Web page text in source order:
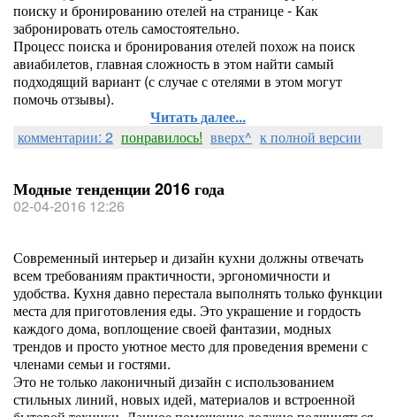
поиску и бронированию отелей на странице - Как
забронировать отель самостоятельно.
Процесс поиска и бронирования отелей похож на поиск
авиабилетов, главная сложность в этом найти самый
подходящий вариант (с случае с отелями в этом могут
помочь отзывы).
Читать далее...
комментарии: 2 понравилось! вверх^ к полной версии
Модные тенденции 2016 года
02-04-2016 12:26
Современный интерьер и дизайн кухни должны отвечать
всем требованиям практичности, эргономичности и
удобства. Кухня давно перестала выполнять только функции
места для приготовления еды. Это украшение и гордость
каждого дома, воплощение своей фантазии, модных
трендов и просто уютное место для проведения времени с
членами семьи и гостями.
Это не только лаконичный дизайн с использованием
стильных линий, новых идей, материалов и встроенной